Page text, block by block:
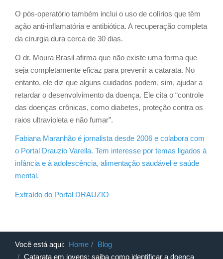
O pós-operatório também inclui o uso de colírios que têm
ação anti-inflamatória e antibiótica. A recuperação completa
da cirurgia dura cerca de 30 dias.
O dr. Moura Brasil afirma que não existe uma forma que
seja completamente eficaz para prevenir a catarata. No
entanto, ele diz que alguns cuidados podem, sim, ajudar a
retardar o desenvolvimento da doença. Ele cita o “controle
das doenças crônicas, como diabetes, proteção contra os
raios ultravioleta e não fumar”.
Fabiana Maranhão é jornalista desde 2006 e colabora com
o Portal Drauzio Varella. Tem interesse por temas ligados à
infância e à adolescência, alimentação saudável e saúde
mental.
Extraído do Portal DRAUZIO
Você está aqui: Home
Blog
Catarata em jovens: saiba como identificar a doença